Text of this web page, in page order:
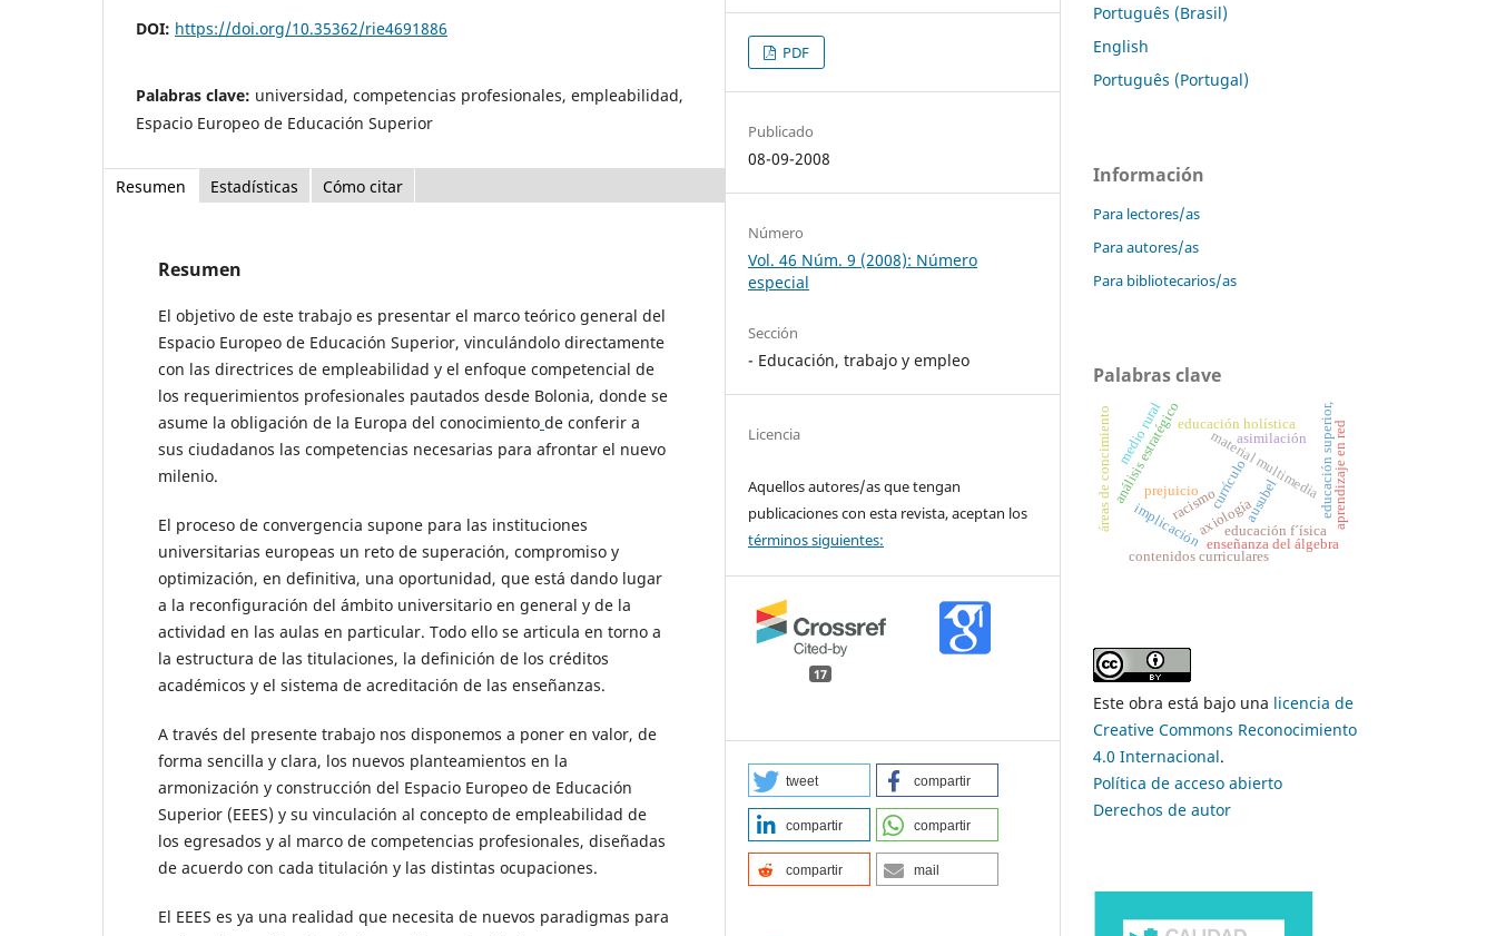
DOI: https://doi.org/10.35362/rie4691886
Palabras clave: universidad, competencias profesionales, empleabilidad,
Espacio Europeo de Educación Superior
Resumen Estadísticas Cómo citar
Resumen
El objetivo de este trabajo es presentar el marco teórico general del
Espacio Europeo de Educación Superior, vinculándolo directamente
con las directrices de empleabilidad y el enfoque competencial de
los requeri­mientos profesionales pautados desde Bolonia, donde se
asume la obligación de la Europa del conocimiento de conferir a
sus ciudadanos las competencias necesarias para afrontar el nuevo
milenio.
El proceso de convergencia supone para las instituciones
universitarias europeas un reto de superación, compromiso y
optimización, en definitiva, una oportunidad, que está dando lugar
a la reconfiguración del ámbito universitario en general y de la
actividad en las aulas en particular. Todo ello se articula en torno a
la estructura de las titulaciones, la definición de los créditos
académicos y el sistema de acreditación de las enseñanzas.
A través del presente trabajo nos disponemos a poner en valor, de
forma sencilla y clara, los nuevos planteamientos en la
armonización y construcción del Espacio Europeo de Educación
Superior (EEES) y su vinculación al concepto de empleabilidad de
los egresados y al marco de competencias profesionales, diseñadas
de acuerdo con cada titulación y las distintas ocupaciones.
El EEES es ya una realidad que necesita de nuevos paradigmas para
PDF
Publicado
08-09-2008
Número
Vol. 46 Núm. 9 (2008): Número
especial
Sección
- Educación, trabajo y empleo
Licencia
Aquellos autores/as que tengan
publicaciones con esta revista, aceptan los
términos siguientes:
17
tweet compartir
compartir compartir
compartir mail
Português (Brasil)
English
Português (Portugal)
Información
Para lectores/as
Para autores/as
Para bibliotecarios/as
Palabras clave
currículo
implicaciónaxiología
material multimedia
enseñanza del álgebra
educación holística
análisis estratégico
contenidos curriculares
educación superior,
áreas de concimiento aprendizaje en red
educación f´ísica
asimilación
racismo
prejuicio ausubel
medio rural
Este obra está bajo una licencia de
Creative Commons Reconocimiento
4.0 Internacional.
Política de acceso abierto
Derechos de autor